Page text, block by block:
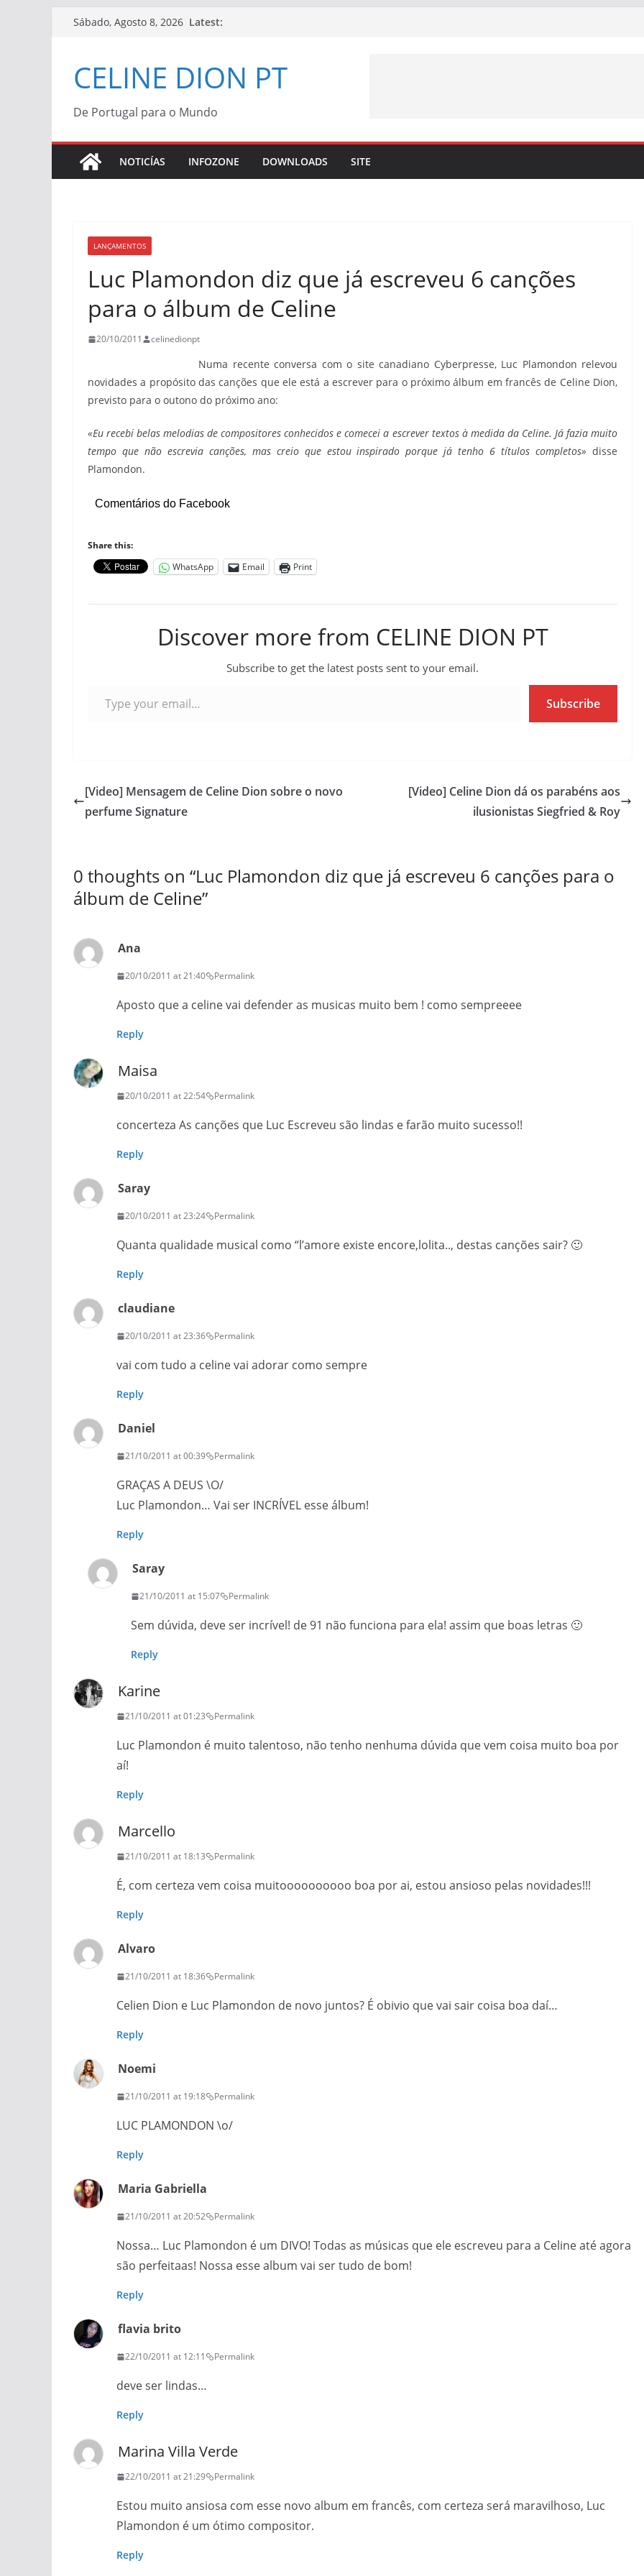
Sábado, Agosto 8, 2026 Latest:
CELINE DION PT
De Portugal para o Mundo
NOTICÍAS INFOZONE DOWNLOADS SITE
LANÇAMENTOS
Luc Plamondon diz que já escreveu 6 canções
para o álbum de Celine
20/10/2011 celinedionpt
Numa recente conversa com o site canadiano Cyberpresse, Luc Plamondon relevou
novidades a propósito das canções que ele está a escrever para o próximo álbum em francês de Celine Dion,
previsto para o outono do próximo ano:
«Eu recebi belas melodias de compositores conhecidos e comecei a escrever textos à medida da Celine. Já fazia muito
tempo que não escrevia canções, mas creio que estou inspirado porque já tenho 6 títulos completos» disse
Plamondon.
Comentários do Facebook
Share this:
WhatsApp
Email Print
Discover more from CELINE DION PT
Subscribe to get the latest posts sent to your email.
Subscribe
[Video] Mensagem de Celine Dion sobre o novo
perfume Signature
[Video] Celine Dion dá os parabéns aos
ilusionistas Siegfried & Roy
0 thoughts on “Luc Plamondon diz que já escreveu 6 canções para o
álbum de Celine”
Ana
20/10/2011 at 21:40 Permalink
Aposto que a celine vai defender as musicas muito bem ! como sempreeee
Reply
Maisa
20/10/2011 at 22:54 Permalink
concerteza As canções que Luc Escreveu são lindas e farão muito sucesso!!
Reply
Saray
20/10/2011 at 23:24 Permalink
Quanta qualidade musical como “l’amore existe encore,lolita.., destas canções sair? 🙂
Reply
claudiane
20/10/2011 at 23:36 Permalink
vai com tudo a celine vai adorar como sempre
Reply
Daniel
21/10/2011 at 00:39 Permalink
GRAÇAS A DEUS \O/
Luc Plamondon… Vai ser INCRÍVEL esse álbum!
Reply
Saray
21/10/2011 at 15:07 Permalink
Sem dúvida, deve ser incrível! de 91 não funciona para ela! assim que boas letras 🙂
Reply
Karine
21/10/2011 at 01:23 Permalink
Luc Plamondon é muito talentoso, não tenho nenhuma dúvida que vem coisa muito boa por
aí!
Reply
Marcello
21/10/2011 at 18:13 Permalink
É, com certeza vem coisa muitoooooooooo boa por ai, estou ansioso pelas novidades!!!
Reply
Alvaro
21/10/2011 at 18:36 Permalink
Celien Dion e Luc Plamondon de novo juntos? É obivio que vai sair coisa boa daí…
Reply
Noemi
21/10/2011 at 19:18 Permalink
LUC PLAMONDON \o/
Reply
Maria Gabriella
21/10/2011 at 20:52 Permalink
Nossa… Luc Plamondon é um DIVO! Todas as músicas que ele escreveu para a Celine até agora
são perfeitaas! Nossa esse album vai ser tudo de bom!
Reply
flavia brito
22/10/2011 at 12:11 Permalink
deve ser lindas…
Reply
Marina Villa Verde
22/10/2011 at 21:29 Permalink
Estou muito ansiosa com esse novo album em francês, com certeza será maravilhoso, Luc
Plamondon é um ótimo compositor.
Reply